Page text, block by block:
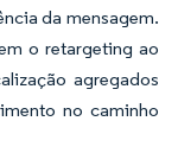
da mensagem.
o retargeting ao
agregados
no caminho